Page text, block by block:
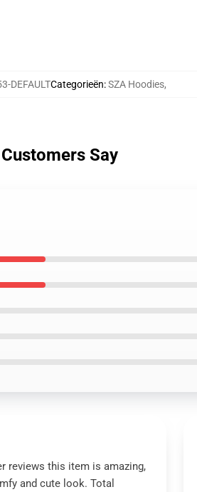
DEFAULTCategorieën:SZA Hoodies,
Say
reviews this item is amazing,
and cute look. Total